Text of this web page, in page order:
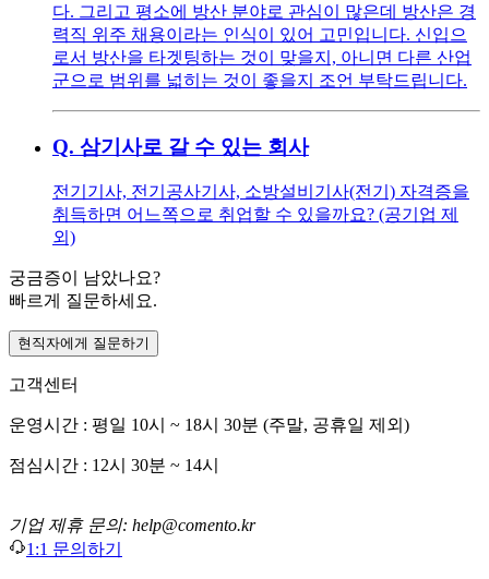
다. 그리고 평소에 방산 분야로 관심이 많은데 방산은 경
력직 위주 채용이라는 인식이 있어 고민입니다. 신입으
로서 방산을 타겟팅하는 것이 맞을지, 아니면 다른 산업
군으로 범위를 넓히는 것이 좋을지 조언 부탁드립니다.
Q. 삼기사로 갈 수 있는 회사
전기기사, 전기공사기사, 소방설비기사(전기) 자격증을
취득하면 어느쪽으로 취업할 수 있을까요? (공기업 제
외)
궁금증이 남았나요?
빠르게 질문하세요.
현직자에게 질문하기
고객센터
운영시간 : 평일 10시 ~ 18시 30분 (주말, 공휴일 제외)
점심시간 : 12시 30분 ~ 14시
기업 제휴 문의: help@comento.kr
1:1 문의하기